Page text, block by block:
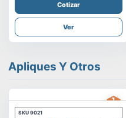
Cotizar
Ver
Apliques Y Otros
SKU 9021